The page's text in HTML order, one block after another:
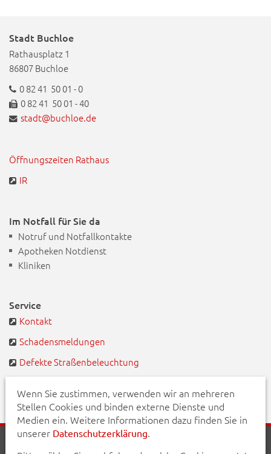
Stadt Buchloe
Rathausplatz 1
86807 Buchloe
0 82 41 50 01 - 0
0 82 41 50 01 - 40
stadt@buchloe.de
Öffnungszeiten Rathaus
IR
Im Notfall für Sie da
Notruf und Notfallkontakte
Apotheken Notdienst
Kliniken
Service
Kontakt
Schadensmeldungen
Defekte Straßenbeleuchtung
Wenn Sie zustimmen, verwenden wir an mehreren
Stellen Cookies und binden externe Dienste und
Medien ein. Weitere Informationen dazu finden Sie in
unserer Datenschutzerklärung.